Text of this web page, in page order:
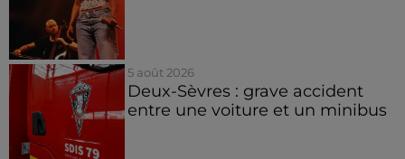
5 août 2026
Deux-Sèvres : grave accident
entre une voiture et un minibus